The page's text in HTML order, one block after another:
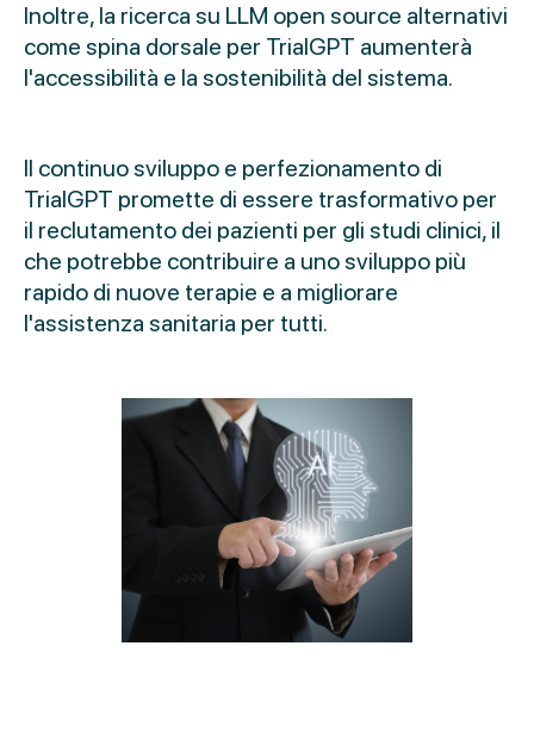
Inoltre, la ricerca su LLM open source alternativi
come spina dorsale per TrialGPT aumenterà
l'accessibilità e la sostenibilità del sistema.
Il continuo sviluppo e perfezionamento di
TrialGPT promette di essere trasformativo per
il reclutamento dei pazienti per gli studi clinici, il
che potrebbe contribuire a uno sviluppo più
rapido di nuove terapie e a migliorare
l'assistenza sanitaria per tutti.